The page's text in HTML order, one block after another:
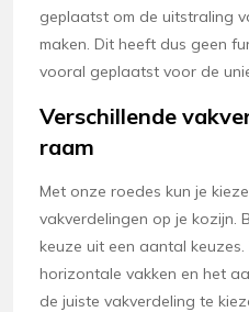
geplaatst om de uitstraling
maken. Dit heeft dus geen
vooral geplaatst voor de
Verschillende
raam
Met onze roedes kun je
vakverdelingen op je kozijn.
keuze uit een aantal
horizontale vakken en het
de juiste vakverdeling te